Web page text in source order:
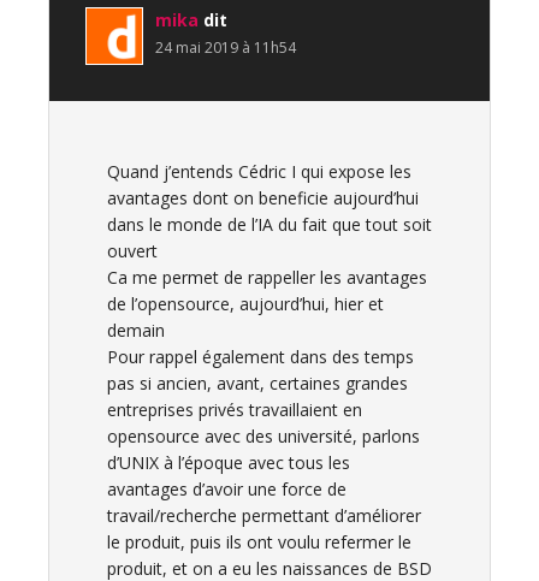
mika dit
24 mai 2019 à 11h54
Quand j’entends Cédric I qui expose les
avantages dont on beneficie aujourd’hui
dans le monde de l’IA du fait que tout soit
ouvert
Ca me permet de rappeller les avantages
de l’opensource, aujourd’hui, hier et
demain
Pour rappel également dans des temps
pas si ancien, avant, certaines grandes
entreprises privés travaillaient en
opensource avec des université, parlons
d’UNIX à l’époque avec tous les
avantages d’avoir une force de
travail/recherche permettant d’améliorer
le produit, puis ils ont voulu refermer le
produit, et on a eu les naissances de BSD